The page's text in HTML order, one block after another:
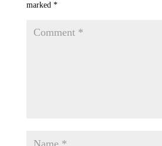
marked *